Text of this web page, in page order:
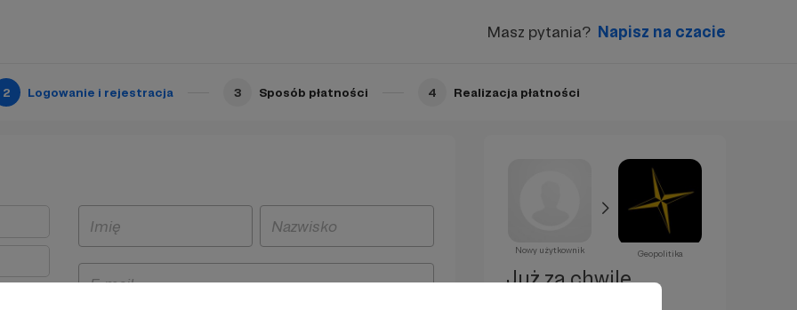
Masz pytania? Napisz na czacie
2 Logowanie i rejestracja 3 Sposób płatności 4 Realizacja płatności
Nowy użytkownik Geopolitika
Już za chwilę